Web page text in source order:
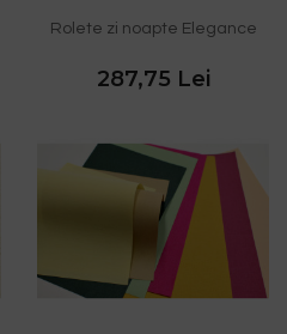
Rolete zi noapte Elegance
287,75 Lei